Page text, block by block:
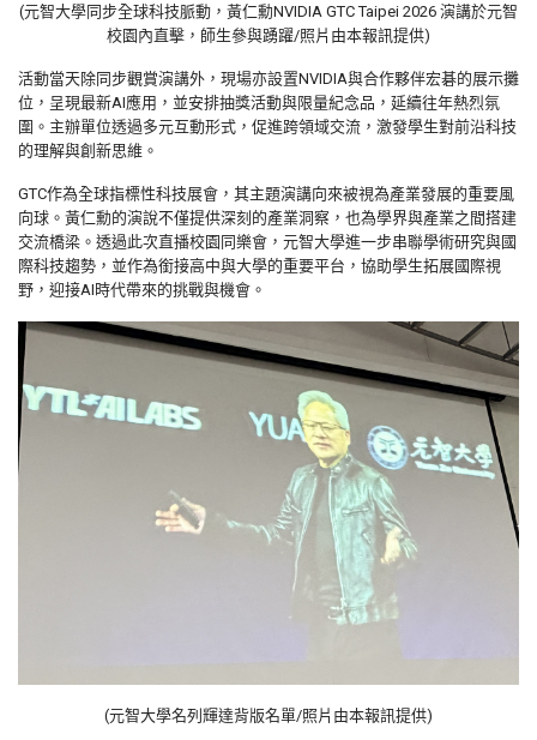
(元智大學同步全球科技脈動，黃仁勳NVIDIA GTC Taipei 2026 演講於元智
校園內直擊，師生參與踴躍/照片由本報訊提供)
活動當天除同步觀賞演講外，現場亦設置NVIDIA與合作夥伴宏碁的展示攤
位，呈現最新AI應用，並安排抽獎活動與限量紀念品，延續往年熱烈氛
圍。主辦單位透過多元互動形式，促進跨領域交流，激發學生對前沿科技
的理解與創新思維。
GTC作為全球指標性科技展會，其主題演講向來被視為產業發展的重要風
向球。黃仁勳的演說不僅提供深刻的產業洞察，也為學界與產業之間搭建
交流橋梁。透過此次直播校園同樂會，元智大學進一步串聯學術研究與國
際科技趨勢，並作為銜接高中與大學的重要平台，協助學生拓展國際視
野，迎接AI 時代帶來的挑戰與機會。
(元智大學名列輝達背版名單/照片由本報訊提供)